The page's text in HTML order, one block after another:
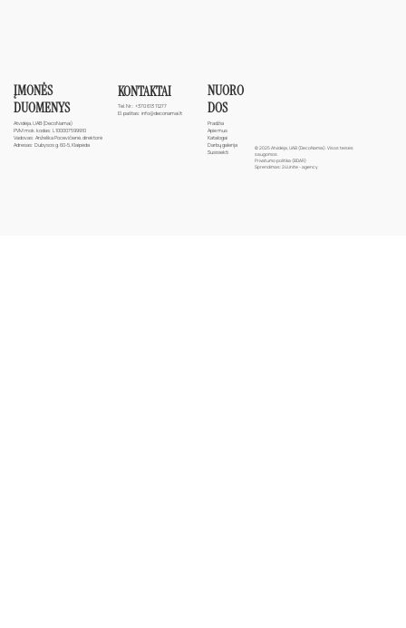
ĮMONĖS
DUOMENYS
Atvidėja, UAB (DecoNamai)
PVM mok. kodas: L100007599910
Vadovas: Anželika Pocevičienė, direktorė
Adresas: Dubysos g. 60-5, Klaipėda
KONTAKTAI
Tel. Nr.: +370 613 11277
El. paštas: info@deconamai.lt
NUORO
DOS
Pradžia
Apie mus
Katalogai
Darbų galerija
Susisiekti
© 2025 Atvidėja, UAB (DecoNamai). Visos teisės
saugomos.
Privatumo politika (BDAR)
Sprendimas:24Unite - agency